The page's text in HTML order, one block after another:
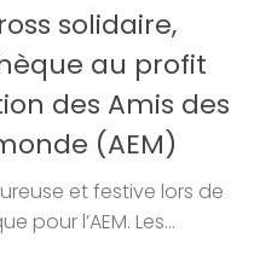
solidaire,
au profit
des Amis des
(AEM)
et festive lors de
pour l’AEM. Les...